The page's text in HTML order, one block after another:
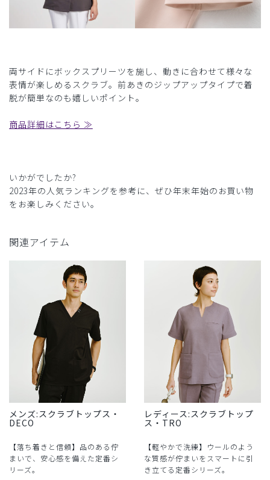
両サイドにボックスプリーツを施し、動きに合わせて様々な
表情が楽しめるスクラブ。前あきのジップアップタイプで着
脱が簡単なのも嬉しいポイント。
商品詳細はこちら ≫
いかがでしたか?
2023年の人気ランキングを参考に、ぜひ年末年始のお買い物
をお楽しみください。
関連アイテム
メンズ:スクラブトップス・
DECO
【落ち着きと信頼】品のある佇
まいで、安心感を備えた定番シ
リーズ。
レディース:スクラブトップ
ス・TRO
【軽やかで洗練】ウールのよう
な質感が佇まいをスマートに引
き立てる定番シリーズ。